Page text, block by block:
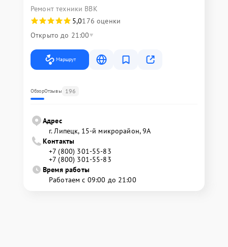
Ремонт техники BBK
5,0176 оценки
Открыто до 21:00
Маршрут
ОбзорОтзывы 196
Адрес
г. Липецк, 15-й микрорайон, 9А
Контакты
+7 (800) 301-55-83
+7 (800) 301-55-83
Время работы
Работаем с 09:00 до 21:00